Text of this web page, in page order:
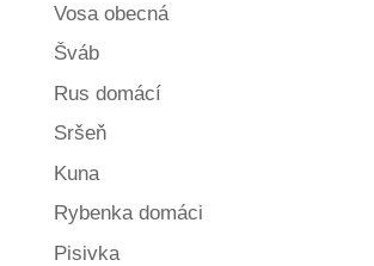
Vosa obecná
Šváb
Rus domácí
Sršeň
Kuna
Rybenka domáci
Pisivka